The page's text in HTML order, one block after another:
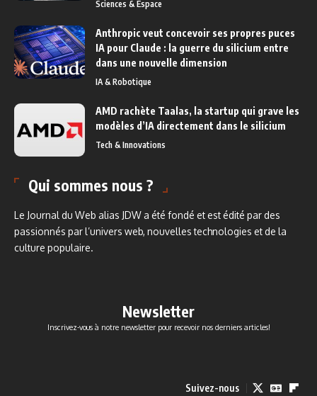
Sciences & Espace
Anthropic veut concevoir ses propres puces
IA pour Claude : la guerre du silicium entre
dans une nouvelle dimension
IA & Robotique
AMD rachète Taalas, la startup qui grave les
modèles d’IA directement dans le silicium
Tech & Innovations
Qui sommes nous ?
Le Journal du Web alias JDW a été fondé et est édité par des
passionnés par l’univers web, nouvelles technologies et de la
culture populaire.
Newsletter
Inscrivez-vous à notre newsletter pour recevoir nos derniers articles!
Suivez-nous